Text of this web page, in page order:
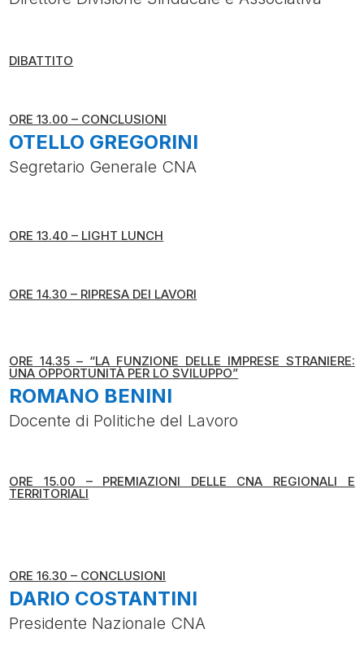
DIBATTITO
ORE 13.00 – CONCLUSIONI
OTELLO GREGORINI
Segretario Generale CNA
ORE 13.40 – LIGHT LUNCH
ORE 14.30 – RIPRESA DEI LAVORI
ORE 14.35 – “LA FUNZIONE DELLE IMPRESE STRANIERE:
UNA OPPORTUNITÀ PER LO SVILUPPO”
ROMANO BENINI
Docente di Politiche del Lavoro
ORE 15.00 – PREMIAZIONI DELLE CNA REGIONALI E
TERRITORIALI
ORE 16.30 – CONCLUSIONI
DARIO COSTANTINI
Presidente Nazionale CNA